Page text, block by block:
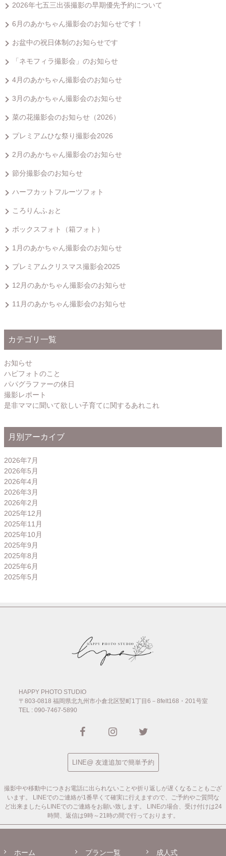
2026年七五三出張撮影の早期優先予約について
6月のあかちゃん撮影会のお知らせです！
お盆中の祝日体制のお知らせです
「ネモフィラ撮影会」のお知らせ
4月のあかちゃん撮影会のお知らせ
3月のあかちゃん撮影会のお知らせ
菜の花撮影会のお知らせ（2026）
プレミアムひな祭り撮影会2026
2月のあかちゃん撮影会のお知らせ
節分撮影会のお知らせ
ハーフカットフルーツフォト
ころりんふぉと
ボックスフォト（箱フォト）
1月のあかちゃん撮影会のお知らせ
プレミアムクリスマス撮影会2025
12月のあかちゃん撮影会のお知らせ
11月のあかちゃん撮影会のお知らせ
カテゴリ一覧
お知らせ
ハピフォトのこと
パパグラファーの休日
撮影レポート
是非ママに聞いて欲しい子育てに関するあれこれ
月別アーカイブ
2026年7月
2026年5月
2026年4月
2026年3月
2026年2月
2025年12月
2025年11月
2025年10月
2025年9月
2025年8月
2025年6月
2025年5月
HAPPY PHOTO STUDIO
〒803-0818 福岡県北九州市小倉北区竪町1丁目6－8felt168・201号室
TEL : 090-7467-5890
LINE@ 友達追加で簡単予約
撮影中や移動中につきお電話に出られないことや折り返しが遅くなることもござ
います。
LINEでのご連絡が1番早くて確実に行えますので、ご予約やご質問な
ど出来ましたらLINEでのご連絡をお願い致します。
LINEの場合、受け付けは24
時間、返信は9時～21時の間で行っております。
ホーム プラン一覧 成人式